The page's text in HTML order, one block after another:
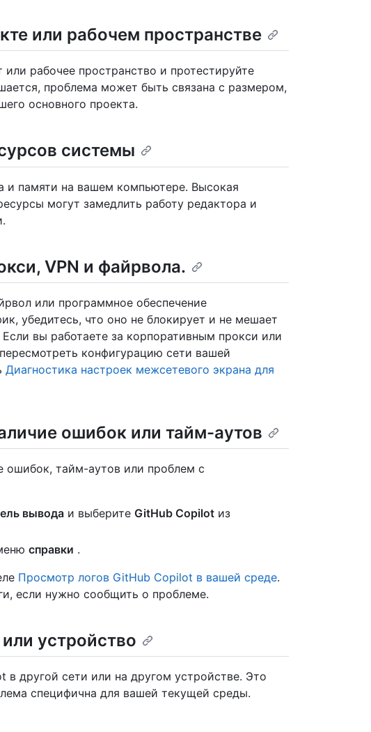
или рабочем пространстве
рабочее пространство и протестируйте
проблема может быть связана с размером,
основного проекта.
системы
и памяти на вашем компьютере. Высокая
могут замедлить работу редактора и
VPN и файрвола.
или программное обеспечение
убедитесь, что оно не блокирует и не мешает
вы работаете за корпоративным прокси или
конфигурацию сети вашей
Диагностика настроек межсетевого экрана для
ошибок или тайм-аутов
ошибок, тайм-аутов или проблем с
вывода и выберите GitHub Copilot из
справки .
Просмотр логов GitHub Copilot в вашей среде.
если нужно сообщить о проблеме.
устройство
в другой сети или на другом устройстве. Это
специфична для вашей текущей среды.